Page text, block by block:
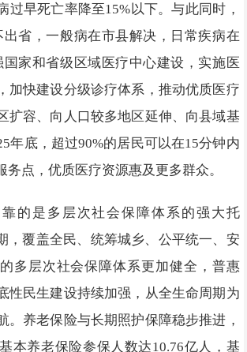
过早死亡率降至15%以下。与此同时，
出省，一般病在市县解决，日常疾病在
国家和省级区域医疗中心建设，实施医
加快建设分级诊疗体系，推动优质医疗
扩容、向人口较多地区延伸、向县域基
年底，超过90%的居民可以在15分钟内
务点，优质医疗资源惠及更多群众。
的是多层次社会保障体系的强大托
，覆盖全民、统筹城乡、公平统一、安
多层次社会保障体系更加健全，普惠
性民生建设持续加强，从全生命周期为
。养老保险与长期照护保障稳步推进，
本养老保险参保人数达10.76亿人，基